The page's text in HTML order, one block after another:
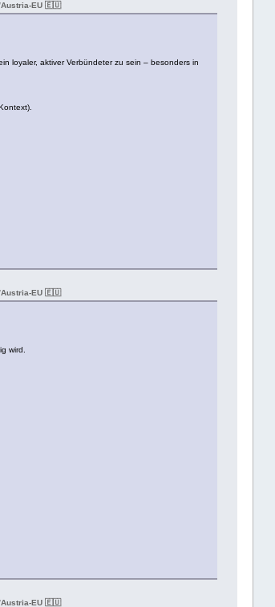
Austria-EU 🇪🇺
loyaler, aktiver Verbündeter zu sein – besonders in
Austria-EU 🇪🇺
wird.
Austria-EU 🇪🇺